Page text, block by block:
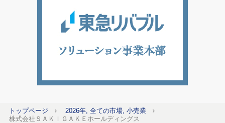
トップページ
2026年, 全ての市場, 小売業
株式会社ＳＡＫＩＧＡＫＥホールディングス